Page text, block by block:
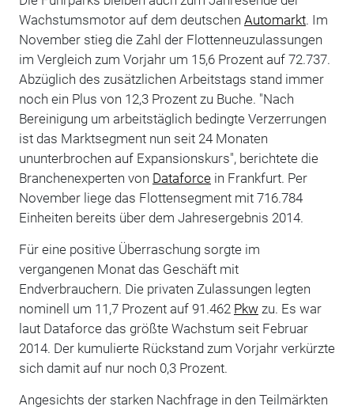
Wachstumsmotor auf dem deutschen Automarkt. Im
November stieg die Zahl der Flottenneuzulassungen
im Vergleich zum Vorjahr um 15,6 Prozent auf 72.737.
Abzüglich des zusätzlichen Arbeitstags stand immer
noch ein Plus von 12,3 Prozent zu Buche. "Nach
Bereinigung um arbeitstäglich bedingte Verzerrungen
ist das Marktsegment nun seit 24 Monaten
ununterbrochen auf Expansionskurs", berichtete die
Branchenexperten von Dataforcein Frankfurt. Per
November liege das Flottensegment mit 716.784
Einheiten bereits über dem Jahresergebnis 2014.
Für eine positive Überraschung sorgte im
vergangenen Monat das Geschäft mit
Endverbrauchern. Die privaten Zulassungen legten
nominell um 11,7 Prozent auf 91.462 Pkw zu. Es war
laut Dataforce das größte Wachstum seit Februar
2014. Der kumulierte Rückstand zum Vorjahr verkürzte
sich damit auf nur noch 0,3 Prozent.
Angesichts der starken Nachfrage in den Teilmärkten